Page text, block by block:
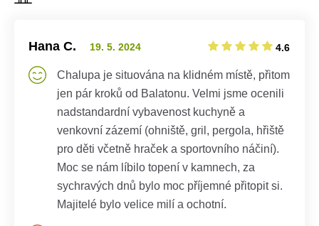
4.6
Hana C. 19. 5. 2024
Chalupa je situována na klidném místě, přitom
jen pár kroků od Balatonu. Velmi jsme ocenili
nadstandardní vybavenost kuchyně a
venkovní zázemí (ohniště, gril, pergola, hřiště
pro děti včetně hraček a sportovního náčiní).
Moc se nám líbilo topení v kamnech, za
sychravých dnů bylo moc příjemné přitopit si.
Majitelé bylo velice milí a ochotní.